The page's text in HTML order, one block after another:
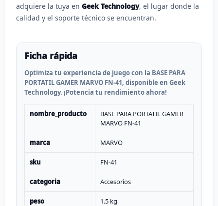
adquiere la tuya en Geek Technology, el lugar donde la
calidad y el soporte técnico se encuentran.
Ficha rápida
Optimiza tu experiencia de juego con la BASE PARA
PORTATIL GAMER MARVO FN-41, disponible en Geek
Technology. ¡Potencia tu rendimiento ahora!
nombre_producto
BASE PARA PORTATIL GAMER
MARVO FN-41
marca MARVO
sku FN-41
categoria Accesorios
peso 1.5 kg